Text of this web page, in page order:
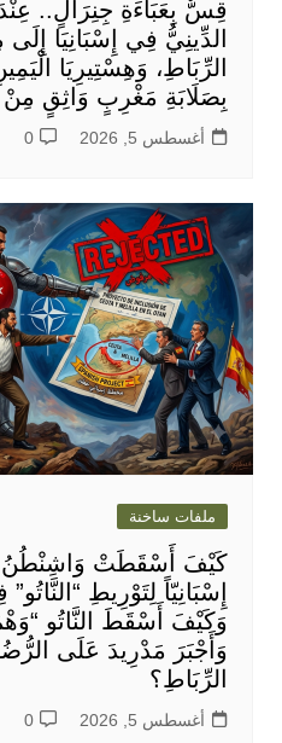
قِسٌّ بِعَبَاءَةِ جِنِرَالٍ..
الدِّينِيُّ فِي إِسْبَانِيَا
الرِّبَاطِ، وَهِسْتِيرِيَا
بِصَلَابَةِ مَغْرِبٍ وَاثِقٍ مِنْ
أغسطس 5, 2026 0
ملفات ساخنة
كَيْفَ أَسْقَطَتْ وَاشِنْطُنُ
إِسْبَانِيّاً لِتَوْرِيطِ
وَكَيْفَ أَسْقَطَ النَّاتُو
وَأَجْبَرَ مَدْرِيدَ عَلَى
الرِّبَاطِ؟
أغسطس 5, 2026 0